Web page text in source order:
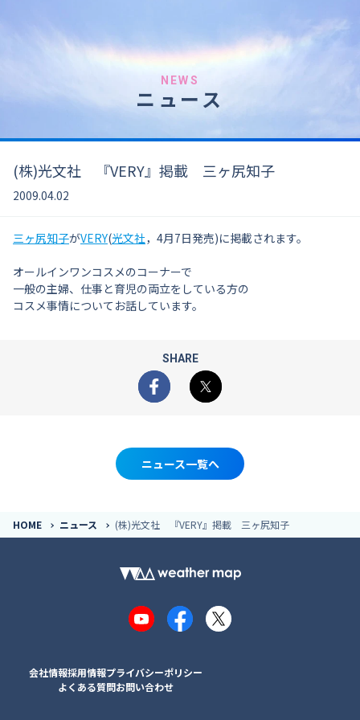
NEWS
ニュース
(株)光文社 『VERY』掲載 三ヶ尻知子
2009.04.02
三ヶ尻知子がVERY(光文社，4月7日発売)に掲載されます。
オールインワンコスメのコーナーで
一般の主婦、仕事と育児の両立をしている方の
コスメ事情についてお話しています。
SHARE
Facebook
X
ニュース一覧へ
HOME ニュース (株)光文社 『VERY』掲載 三ヶ尻知子
YouTubeFacebook
X
会社情報採用情報プライバシーポリシー
よくある質問お問い合わせ